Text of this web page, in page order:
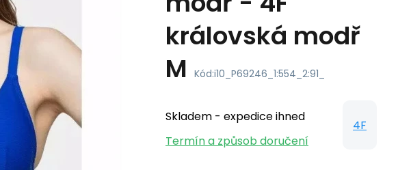
královská modř
M Kód:i10_P69246_1:554_2:91_
Skladem - expedice ihned
Termín a způsob doručení
4F